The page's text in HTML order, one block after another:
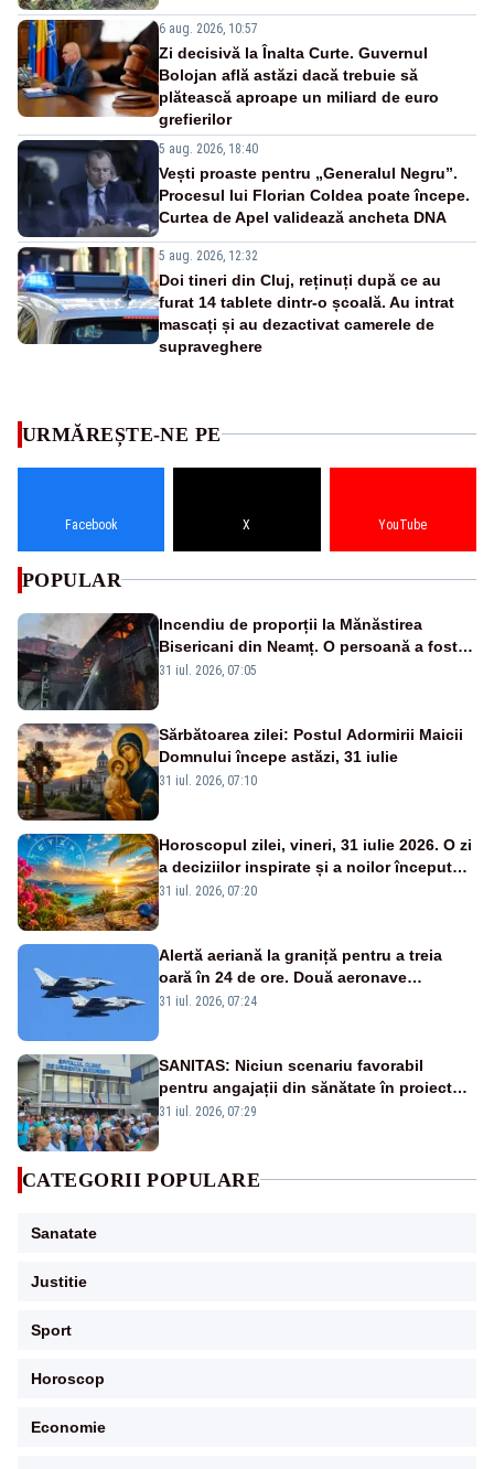
6 aug. 2026, 10:57
Zi decisivă la Înalta Curte. Guvernul
Bolojan află astăzi dacă trebuie să
plătească aproape un miliard de euro
grefierilor
5 aug. 2026, 18:40
Vești proaste pentru „Generalul Negru”.
Procesul lui Florian Coldea poate începe.
Curtea de Apel validează ancheta DNA
5 aug. 2026, 12:32
Doi tineri din Cluj, reținuți după ce au
furat 14 tablete dintr-o școală. Au intrat
mascați și au dezactivat camerele de
supraveghere
URMĂREȘTE-NE PE
Facebook X YouTube
POPULAR
Incendiu de proporții la Mănăstirea
Bisericani din Neamț. O persoană a fost
găsită carbonizată - FOTO/ VIDEO
31 iul. 2026, 07:05
Sărbătoarea zilei: Postul Adormirii Maicii
Domnului începe astăzi, 31 iulie
31 iul. 2026, 07:10
Horoscopul zilei, vineri, 31 iulie 2026. O zi
a deciziilor inspirate și a noilor începuturi.
Vezi zodiile vizate
31 iul. 2026, 07:20
Alertă aeriană la graniță pentru a treia
oară în 24 de ore. Două aeronave
Eurofighter britanice au fost ridicate de la
31 iul. 2026, 07:24
SANITAS: Niciun scenariu favorabil
pentru angajații din sănătate în proiectul
Legii salarizării
31 iul. 2026, 07:29
CATEGORII POPULARE
Sanatate
Justitie
Sport
Horoscop
Economie